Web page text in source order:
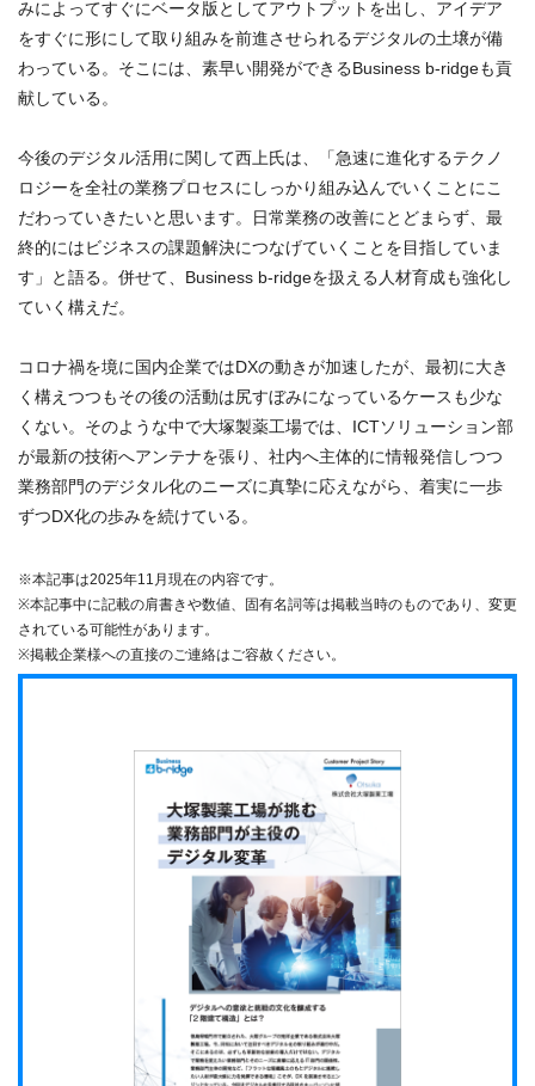
みによってすぐにベータ版としてアウトプットを出し、アイデア
をすぐに形にして取り組みを前進させられるデジタルの土壌が備
わっている。そこには、素早い開発ができるBusiness b-ridgeも貢
献している。
今後のデジタル活用に関して西上氏は、「急速に進化するテクノ
ロジーを全社の業務プロセスにしっかり組み込んでいくことにこ
だわっていきたいと思います。日常業務の改善にとどまらず、最
終的にはビジネスの課題解決につなげていくことを目指していま
す」と語る。併せて、Business b-ridgeを扱える人材育成も強化し
ていく構えだ。
コロナ禍を境に国内企業ではDXの動きが加速したが、最初に大き
く構えつつもその後の活動は尻すぼみになっているケースも少な
くない。そのような中で大塚製薬工場では、ICTソリューション部
が最新の技術へアンテナを張り、社内へ主体的に情報発信しつつ
業務部門のデジタル化のニーズに真摯に応えながら、着実に一歩
ずつDX化の歩みを続けている。
※本記事は2025年11月現在の内容です。
※本記事中に記載の肩書きや数値、固有名詞等は掲載当時のものであり、変更
されている可能性があります。
※掲載企業様への直接のご連絡はご容赦ください。